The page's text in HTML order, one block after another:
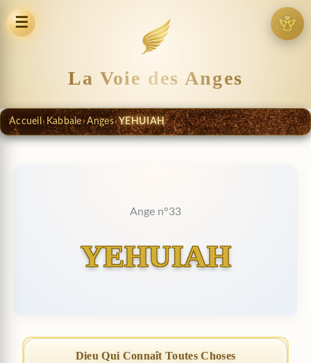
☰
La Voie des Anges
Accueil › Kabbale›Anges›YEHUIAH
Ange n°33
YEHUIAH
Dieu Qui Connaît Toutes Choses